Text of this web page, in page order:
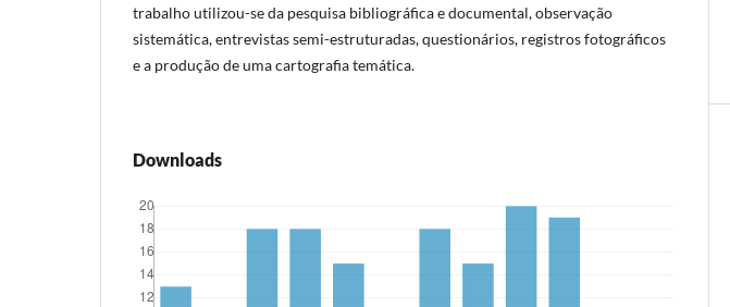
trabalho utilizou-se da pesquisa bibliográfica e documental, observação
sistemática, entrevistas semi-estruturadas, questionários, registros fotográficos
e a produção de uma cartografia temática.
Downloads